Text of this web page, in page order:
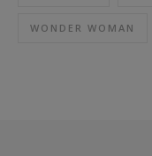
WONDER WOMAN